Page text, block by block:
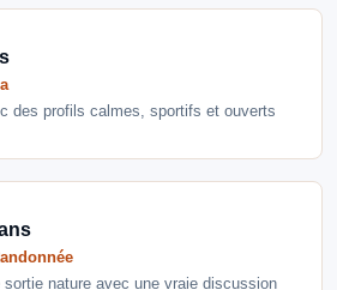
des profils calmes, sportifs et ouverts
sortie nature avec une vraie discussion